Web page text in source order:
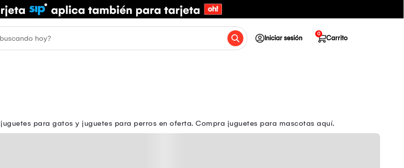
Iniciar sesión Carrito
0
para gatos y juguetes para perros en oferta. Compra juguetes para mascotas aquí.